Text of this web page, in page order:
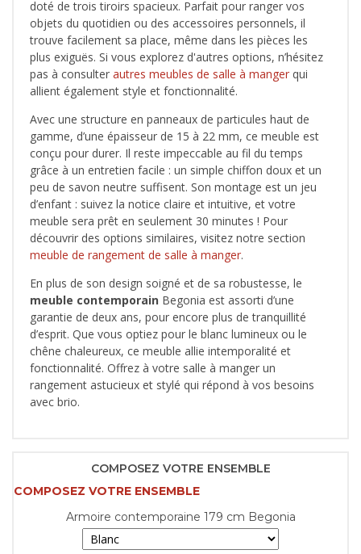
doté de trois tiroirs spacieux. Parfait pour ranger vos
objets du quotidien ou des accessoires personnels, il
trouve facilement sa place, même dans les pièces les
plus exiguës. Si vous explorez d'autres options, n’hésitez
pas à consulter autres meubles de salle à manger qui
allient également style et fonctionnalité.
Avec une structure en panneaux de particules haut de
gamme, d’une épaisseur de 15 à 22 mm, ce meuble est
conçu pour durer. Il reste impeccable au fil du temps
grâce à un entretien facile : un simple chiffon doux et un
peu de savon neutre suffisent. Son montage est un jeu
d’enfant : suivez la notice claire et intuitive, et votre
meuble sera prêt en seulement 30 minutes ! Pour
découvrir des options similaires, visitez notre section
meuble de rangement de salle à manger.
En plus de son design soigné et de sa robustesse, le
meuble contemporain Begonia est assorti d’une
garantie de deux ans, pour encore plus de tranquillité
d’esprit. Que vous optiez pour le blanc lumineux ou le
chêne chaleureux, ce meuble allie intemporalité et
fonctionnalité. Offrez à votre salle à manger un
rangement astucieux et stylé qui répond à vos besoins
avec brio.
COMPOSEZ VOTRE ENSEMBLE
COMPOSEZ VOTRE ENSEMBLE
Armoire contemporaine 179 cm Begonia